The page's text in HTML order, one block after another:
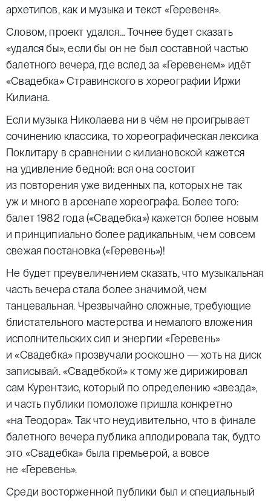
архетипов, как и музыка и текст «Геревеня».
Словом, проект удался… Точнее будет сказать
«удался бы», если бы он не был составной частью
балетного вечера, где вслед за «Геревенем» идёт
«Свадебка» Стравинского в хореографии Иржи
Килиана.
Если музыка Николаева ни в чём не проигрывает
сочинению классика, то хореографическая лексика
Поклитару в сравнении с килиановской кажется
на удивление бедной: вся она состоит
из повторения уже виденных па, которых не так
уж и много в арсенале хореографа. Более того:
балет 1982 года («Свадебка») кажется более новым
и принципиально более радикальным, чем совсем
свежая постановка («Геревень»)!
Не будет преувеличением сказать, что музыкальная
часть вечера стала более значимой, чем
танцевальная. Чрезвычайно сложные, требующие
блистательного мастерства и немалого вложения
исполнительских сил и энергии «Геревень»
и «Свадебка» прозвучали роскошно — хоть на диск
записывай. «Свадебкой» к тому же дирижировал
сам Курентзис, который по определению «звезда»,
и часть публики помоложе пришла конкретно
«на Теодора». Так что неудивительно, что в финале
балетного вечера публика аплодировала так, будто
это «Свадебка» была премьерой, а вовсе
не «Геревень».
Среди восторженной публики был и специальный